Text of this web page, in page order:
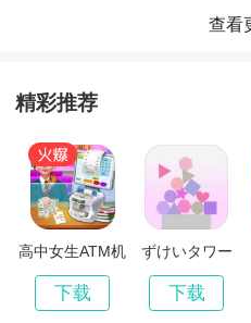
这个儿童收款机游戏！ •最
童出纳游戏！ •写最佳出纳
查看
精彩推荐
高中女生ATM机
下载
ずけいタワー
下载